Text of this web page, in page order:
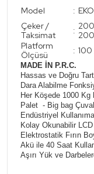
Model : EKO
Çeker /
Taksimat
:
Platform
Ölçüsü
: 100
MADE İN P.R.C.
Hassas ve Doğru
Dara Alabilme
Her Köşede 1000 Kg
Palet - Big bag
Endüstriyel
Kolay Okunabilir
Elektrostatik Fırın
Akü ile 40 Saat
Aşırı Yük ve